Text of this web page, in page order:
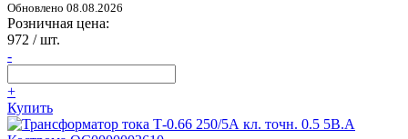
Обновлено 08.08.2026
Розничная цена:
972 / шт.
-
+
Купить